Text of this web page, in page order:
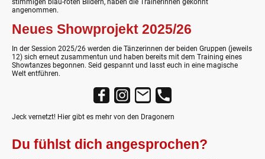
stimmigen blau-roten Bildern, haben die Trainerinnen gekonnt
angenommen.
Neues Showprojekt 2025/26
In der Session 2025/26 werden die Tänzerinnen der beiden Gruppen (jeweils
12) sich erneut zusammentun und haben bereits mit dem Training eines
Showtanzes begonnen. Seid gespannt und lasst euch in eine magische
Welt entführen.
Jeck vernetzt! Hier gibt es mehr von den Dragonern
Du fühlst dich angesprochen?